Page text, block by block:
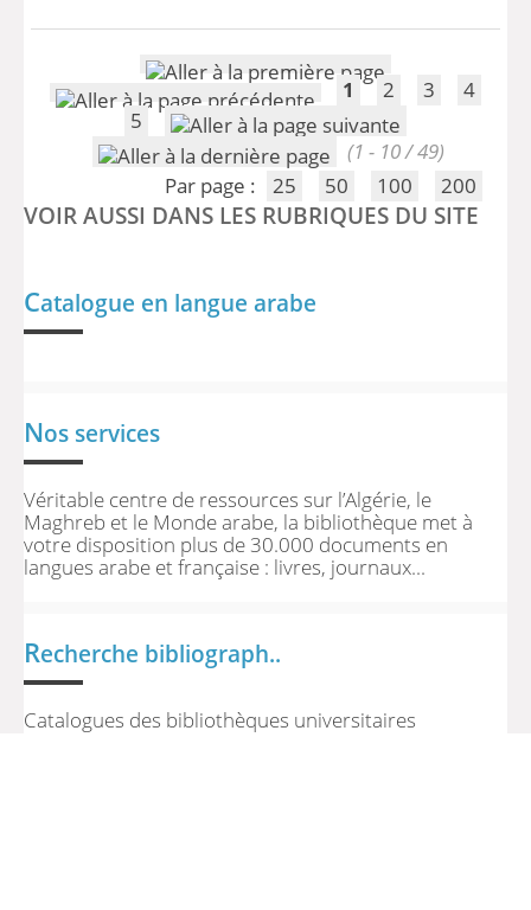
1 2 3
4
5
(1 - 10 / 49)
Par page :
25 50 100 200
VOIR AUSSI DANS LES RUBRIQUES DU SITE
Catalogue en langue arabe
Nos services
Véritable centre de ressources sur l’Algérie, le
Maghreb et le Monde arabe, la bibliothèque met à
votre disposition plus de 30.000 documents en
langues arabe et française : livres, journaux...
Recherche bibliograph..
Catalogues des bibliothèques universitaires